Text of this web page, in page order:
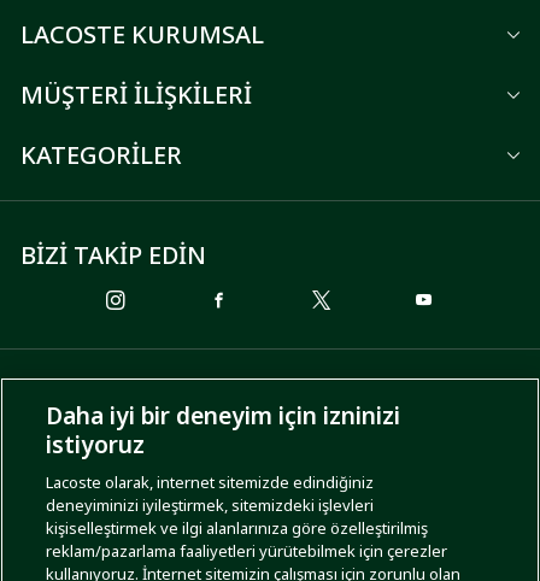
LACOSTE KURUMSAL
MÜŞTERİ İLİŞKİLERİ
KATEGORİLER
BİZİ TAKİP EDİN
ÖDEME SEÇENEKLERİ
KARGO SEÇENEKLERİ
Daha iyi bir deneyim için izninizi
istiyoruz
Lacoste olarak, internet sitemizde edindiğiniz
deneyiminizi iyileştirmek, sitemizdeki işlevleri
kişiselleştirmek ve ilgi alanlarınıza göre özelleştirilmiş
reklam/pazarlama faaliyetleri yürütebilmek için çerezler
kullanıyoruz. İnternet sitemizin çalışması için zorunlu olan